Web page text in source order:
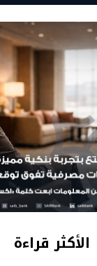
الأكثر قراءة